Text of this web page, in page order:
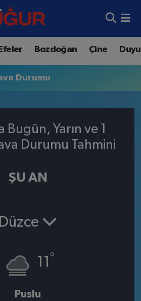
Efeler Bozdoğan Çine
Durumu
Bugün, Yarın ve 1
Durumu Tahmini
ŞU AN
Düzce
11 °
Puslu
Eczaneler
Durumu ve Fikstür